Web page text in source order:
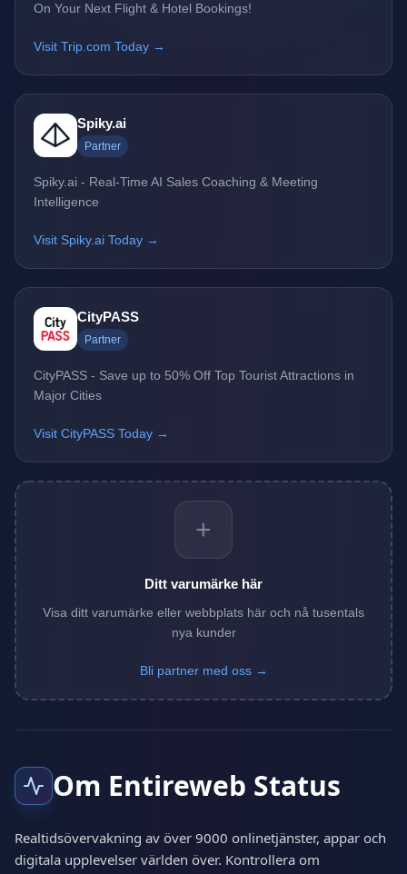
On Your Next Flight & Hotel Bookings!
Visit Trip.com Today →
Spiky.ai
Partner
Spiky.ai - Real-Time AI Sales Coaching & Meeting
Intelligence
Visit Spiky.ai Today →
CityPASS
Partner
CityPASS - Save up to 50% Off Top Tourist Attractions in
Major Cities
Visit CityPASS Today →
+
Ditt varumärke här
Visa ditt varumärke eller webbplats här och nå tusentals
nya kunder
Bli partner med oss →
Om Entireweb Status
Realtidsövervakning av över 9000 onlinetjänster, appar och
digitala upplevelser världen över. Kontrollera om